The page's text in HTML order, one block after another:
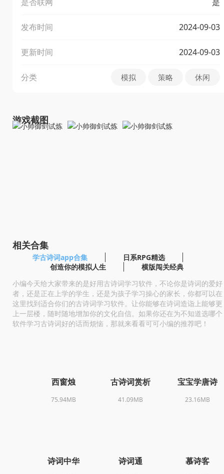
发布时间 2024-09-03
更新时间 2024-09-03
分类 模拟 策略 休闲
游戏截图
相关合集
学古诗词app合集
日系RPG精选
创造你的模拟人生
横版闯关经典
小编今天给大家带来的是好用古诗词学习软件，不论你是诗词的爱好
者，还是正在上学的学生，还是为孩子学习操心的家长，你都可以在
这里找到适合你们的古诗词学习软件。让你能够在诗词造诣上能够更
上一层楼，随时随地增加你的文化自信。如果你还在为不知道选哪个
软件学习古诗词好的话而烦恼，那就来看看可可小编的推荐吧！
西窗烛
75.94MB
古诗词赏析
41.09MB
宝宝学唐诗
23.16MB
诗词中华 诗词通 慕诗客